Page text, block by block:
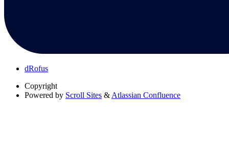
dRofus
Copyright
Powered by Scroll Sites & Atlassian Confluence